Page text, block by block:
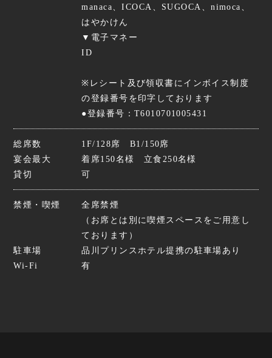
manaca、ICOCA、SUGOCA、nimoca、
はやかけん
▼電子マネー
ID
※レシート及び領収書にインボイス制度
の登録番号を印字しております
●登録番号：T6010701005431
総席数
1F/128席 B1/150席
宴会最大
着席150名様 立食250名様
貸切
可
禁煙・喫煙
全席禁煙
（お席とは別に喫煙スペースをご用意し
ております）
駐車場
品川プリンスホテル提携の駐車場あり
Wi-Fi
有